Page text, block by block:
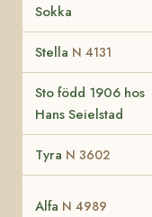
Sokka
Stella N 4131
Sto född 1906 hos
Hans Seielstad
Tyra N 3602
Alfa N 4989